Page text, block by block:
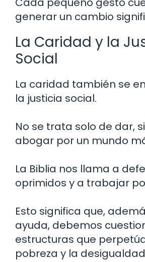
generar un cambio
La Caridad y la
Social
La caridad también se
la justicia social.
No se trata solo de dar,
abogar por un mundo
La Biblia nos llama a
oprimidos y a trabajar
Esto significa que,
ayuda, debemos
estructuras que
pobreza y la